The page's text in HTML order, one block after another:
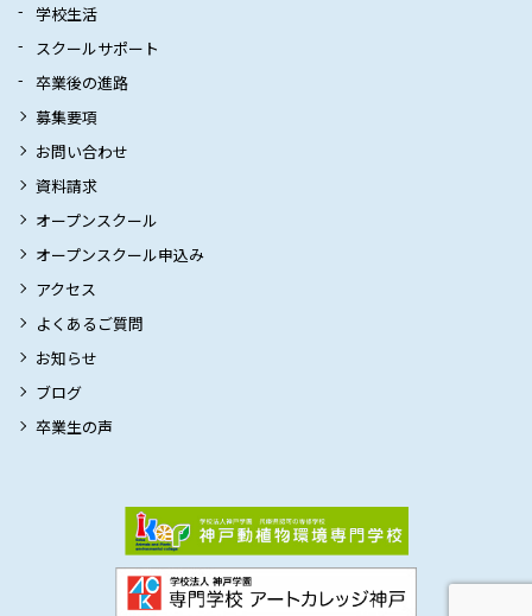
学校生活
スクールサポート
卒業後の進路
募集要項
お問い合わせ
資料請求
オープンスクール
オープンスクール申込み
アクセス
よくあるご質問
お知らせ
ブログ
卒業生の声